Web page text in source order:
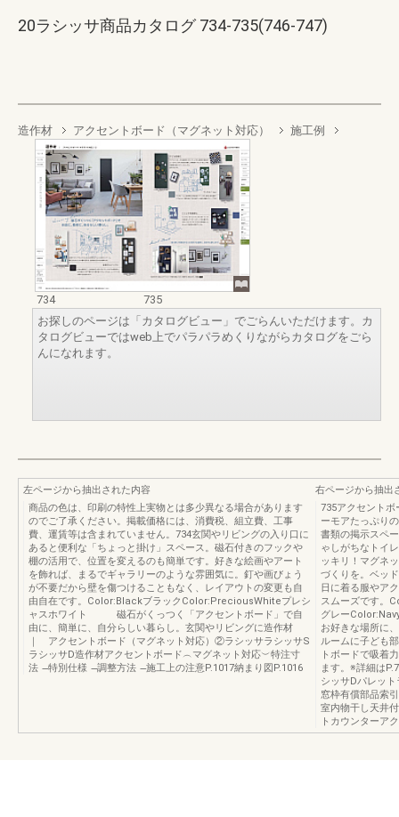
20ラシッサ商品カタログ 734-735(746-747)
造作材 アクセントボード（マグネット対応） 施工例
734
735
お探しのページは「カタログビュー」でごらんいただけます。カ
タログビューではweb上でパラパラめくりながらカタログをごら
んになれます。
左ページから抽出された内容
商品の色は、印刷の特性上実物とは多少異なる場合があります
のでご了承ください。掲載価格には、消費税、組立費、工事
費、運賃等は含まれていません。734玄関やリビングの入り口に
あると便利な「ちょっと掛け」スペース。磁石付きのフックや
棚の活用で、位置を変えるのも簡単です。好きな絵画やアート
を飾れば、まるでギャラリーのような雰囲気に。釘や画びょう
が不要だから壁を傷つけることもなく、レイアウトの変更も自
由自在です。Color:BlackブラックColor:PreciousWhiteプレシ
ャスホワイト 磁石がくっつく「アクセントボード」で自
由に、簡単に、自分らしい暮らし。玄関やリビングに造作材
｜ アクセントボード（マグネット対応）②ラシッサラシッサS
ラシッサD造作材アクセントボード︵マグネット対応︶特注寸
法 ̶特別仕様 ̶調整方法 ̶施工上の注意P.1017納まり図P.1016
右ページから抽出
735アクセントボ
ーモアたっぷり
書類の掲示スペ
ゃしがちなトイ
ッキリ！マグネ
づくりを。ベッ
日に着る服やア
スムーズです。
グレー
お好きな場所に
ルームに子ども
トボードで吸着
ます。※詳細は
シッサDパレッ
窓枠有償部品索
室内物干し天井
トカウンターア